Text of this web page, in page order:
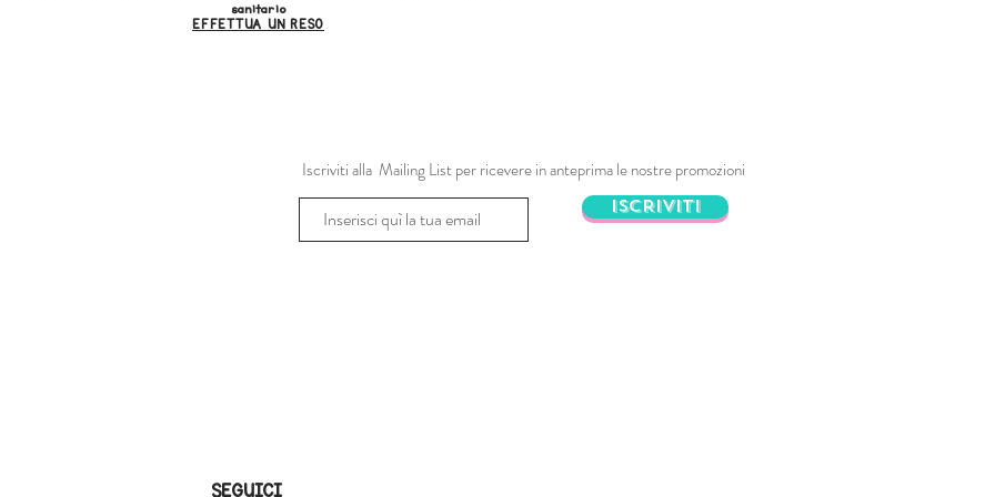
sanitario
EFFETTUA UN RESO
Iscriviti alla Mailing List per ricevere in anteprima le nostre promozioni
ISCRIVITI
SEGUICI